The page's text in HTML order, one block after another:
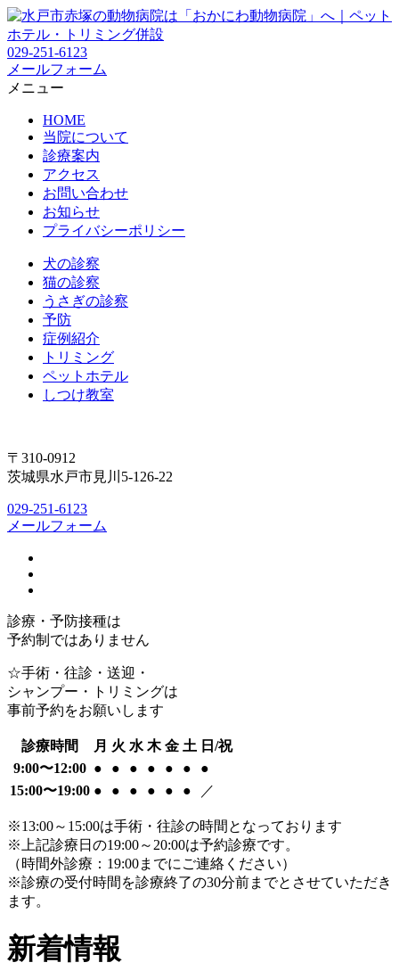
029-251-6123
メールフォーム
メニュー
HOME
当院について
診療案内
アクセス
お問い合わせ
お知らせ
プライバシーポリシー
犬の診察
猫の診察
うさぎの診察
予防
症例紹介
トリミング
ペットホテル
しつけ教室
〒310-0912
茨城県水戸市見川5-126-22
029-251-6123
メールフォーム
診療・予防接種は
予約制ではありません
☆手術・往診・送迎・
シャンプー・トリミングは
事前予約をお願いします
診療時間 月 火 水 木 金 土 日/祝
9:00〜12:00 ● ● ● ● ● ●
●
15:00〜19:00 ● ● ● ● ● ● ／
※13:00～15:00は手術・往診の時間となっております
※上記診療日の19:00～20:00は予約診療です。
（時間外診療：19:00までにご連絡ください）
※診療の受付時間を診療終了の30分前までとさせていただき
ます。
新着情報